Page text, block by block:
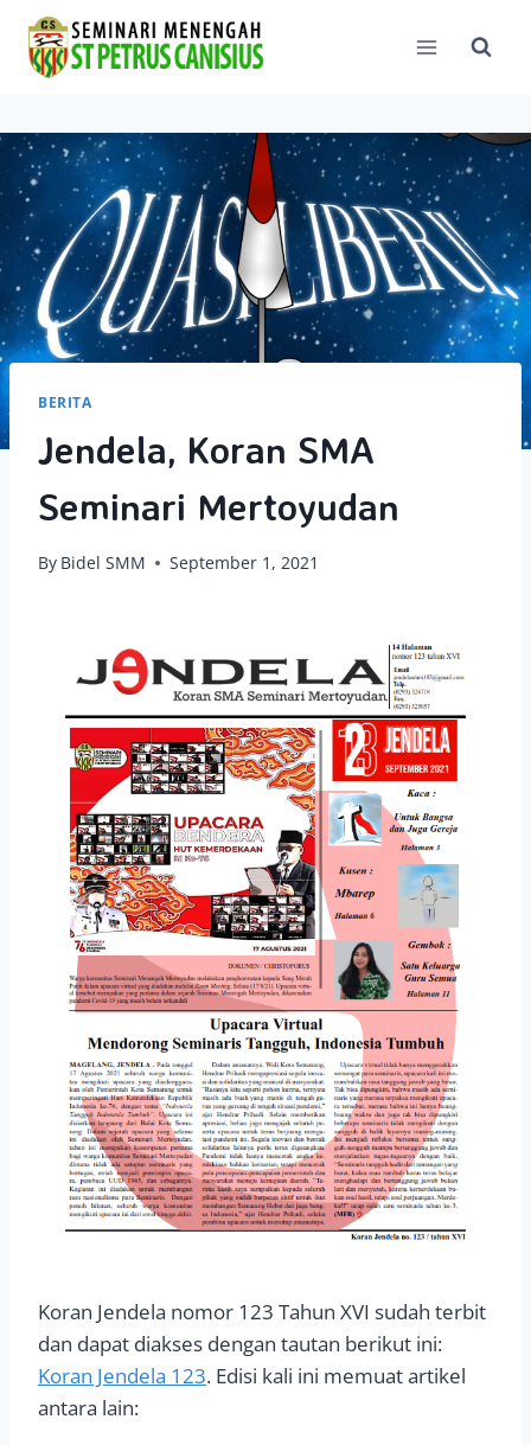
content
BERITA
Jendela, Koran SMA
Seminari Mertoyudan
By Bidel SMM September 1, 2021
Koran Jendela nomor 123 Tahun XVI sudah terbit
dan dapat diakses dengan tautan berikut ini:
Koran Jendela 123. Edisi kali ini memuat artikel
antara lain: